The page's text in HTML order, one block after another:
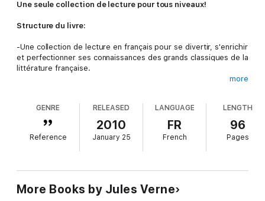
Une seule collection de lecture pour tous niveaux!
Structure du livre:
-Une collection de lecture en français pour se divertir, s'enrichir
et perfectionner ses connaissances des grands classiques de la
littérature française.
-La définition des mots et des expressions difficiles figure en
bas de page.
Fogg, accompagné de son domestique Passe-Partout,
s'embarque pour un tour du monde en 80 jours. Nous sommes
more
GENRE
Reference
RELEASED
2010
January 25
LANGUAGE
FR
French
LENGTH
96
Pages
More Books by Jules Verne